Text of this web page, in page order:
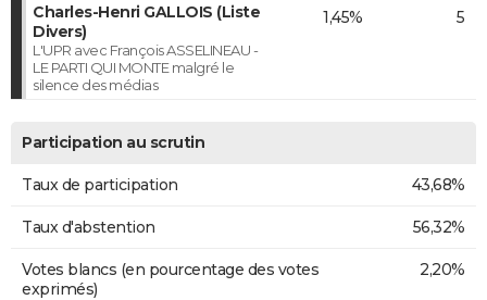
Charles-Henri GALLOIS (Liste
Divers)
L'UPR avec François ASSELINEAU -
LE PARTI QUI MONTE malgré le
silence des médias
1,45% 5
Participation au scrutin
Taux de participation 43,68%
Taux d'abstention 56,32%
Votes blancs (en pourcentage des votes
exprimés)
2,20%